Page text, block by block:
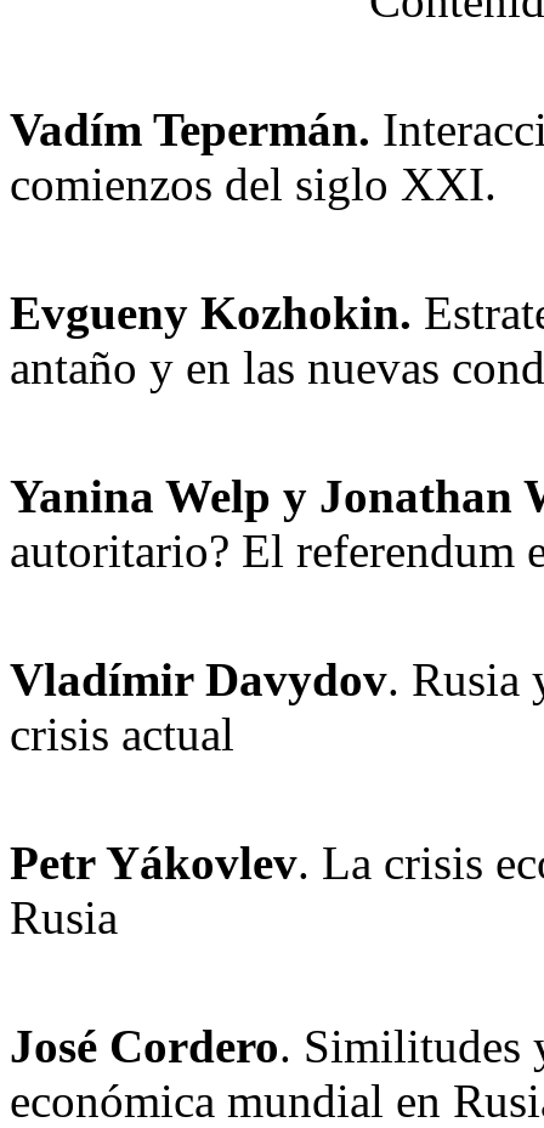
Vadím Tepermán.
comienzos del siglo XXI.
Еvgueny Kozhokin.
antaño y en las nuevas
Yanina Welp y Jonathan
autoritario? El referendum
Vladímir Davydov. Rusia
crisis actual
Petr Yákovlev. La crisis
Rusia
José Cordero. Similitudes
económica mundial en